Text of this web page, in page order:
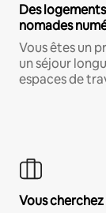
Des
nomades
Vous êtes un
un séjour
espaces de
Vous